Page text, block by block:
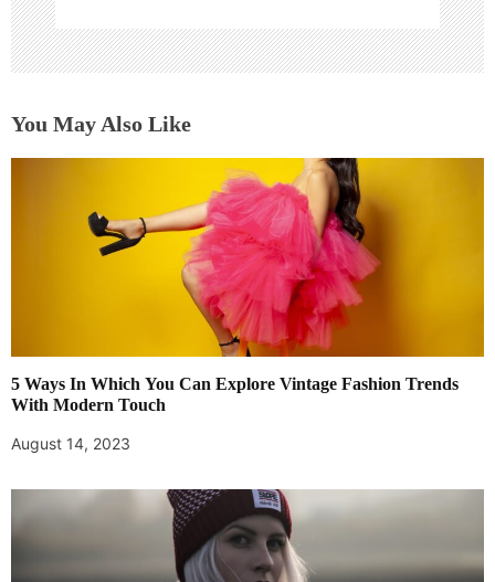
You May Also Like
5 Ways In Which You Can Explore Vintage Fashion Trends
With Modern Touch
August 14, 2023